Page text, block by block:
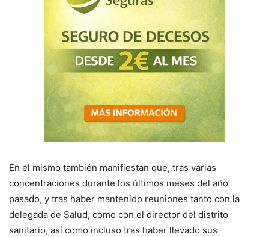
En el mismo también manifiestan que, tras varias
concentraciones durante los últimos meses del año
pasado, y tras haber mantenido reuniones tanto con la
delegada de Salud, como con el director del distrito
sanitario, así como incluso tras haber llevado sus